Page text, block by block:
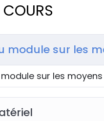
module sur les
sur les moyens